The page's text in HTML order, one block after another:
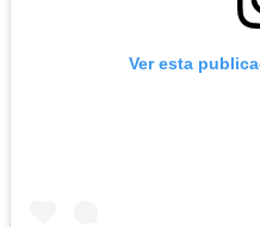
Ver esta